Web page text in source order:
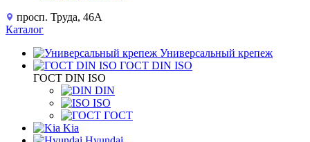
просп. Труда, 46А
Каталог
Универсальный крепеж
ГОСТ DIN ISO
ГОСТ DIN ISO
DIN
ISO
ГОСТ
Kia